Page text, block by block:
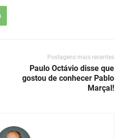
Postagens mais recentes
Paulo Octávio disse que
gostou de conhecer Pablo
Marçal!